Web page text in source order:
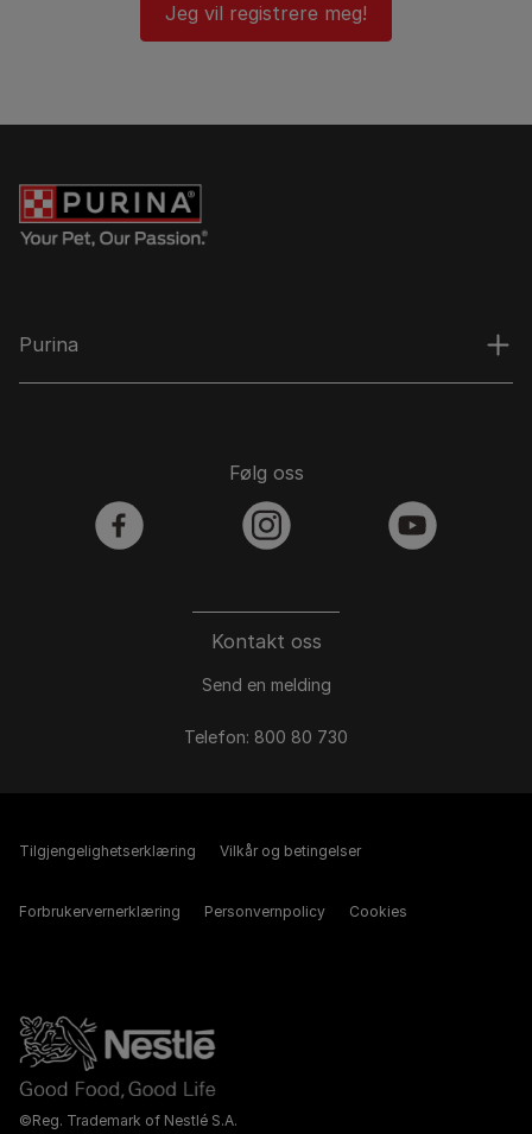
Jeg vil registrere meg!
Purina
Kontakt oss
Send en melding
Telefon: 800 80 730
Følg oss
facebook instagram youtube
©Reg. Trademark of Nestlé S.A.
Tilgjengelighetserklæring Vilkår og betingelser
Forbrukervernerklæring Personvernpolicy Cookies